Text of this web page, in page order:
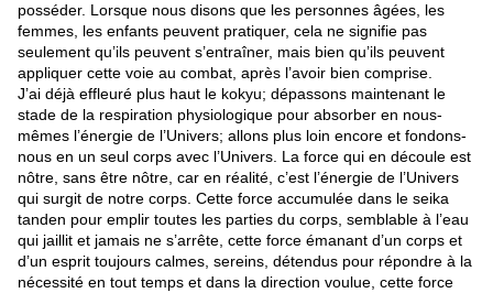
posséder. Lorsque nous disons que les personnes âgées, les
femmes, les enfants peuvent pratiquer, cela ne signifie pas
seulement qu’ils peuvent s’entraîner, mais bien qu’ils peuvent
appliquer cette voie au combat, après l’avoir bien comprise.
J’ai déjà effleuré plus haut le kokyu; dépassons maintenant le
stade de la respiration physiologique pour absorber en nous-
mêmes l’énergie de l’Univers; allons plus loin encore et fondons-
nous en un seul corps avec l’Univers. La force qui en découle est
nôtre, sans être nôtre, car en réalité, c’est l’énergie de l’Univers
qui surgit de notre corps. Cette force accumulée dans le seika
tanden pour emplir toutes les parties du corps, semblable à l’eau
qui jaillit et jamais ne s’arrête, cette force émanant d’un corps et
d’un esprit toujours calmes, sereins, détendus pour répondre à la
nécessité en tout temps et dans la direction voulue, cette force